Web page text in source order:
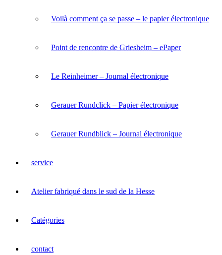
Voilà comment ça se passe – le papier électronique
Point de rencontre de Griesheim – ePaper
Le Reinheimer – Journal électronique
Gerauer Rundclick – Papier électronique
Gerauer Rundblick – Journal électronique
service
Atelier fabriqué dans le sud de la Hesse
Catégories
contact